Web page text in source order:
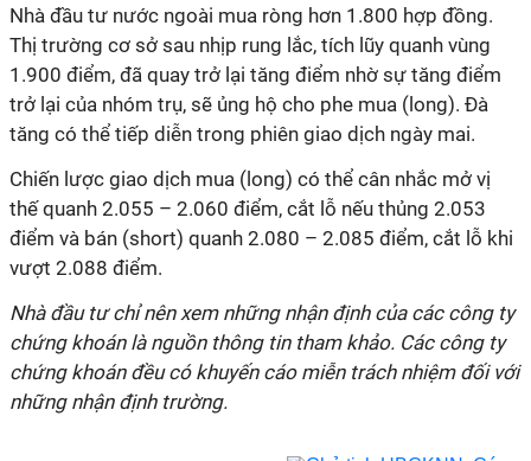
Nhà đầu tư nước ngoài mua ròng hơn 1.800 hợp đồng.
Thị trường cơ sở sau nhịp rung lắc, tích lũy quanh vùng
1.900 điểm, đã quay trở lại tăng điểm nhờ sự tăng điểm
trở lại của nhóm trụ, sẽ ủng hộ cho phe mua (long). Đà
tăng có thể tiếp diễn trong phiên giao dịch ngày mai.
Chiến lược giao dịch mua (long) có thể cân nhắc mở vị
thế quanh 2.055 – 2.060 điểm, cắt lỗ nếu thủng 2.053
điểm và bán (short) quanh 2.080 – 2.085 điểm, cắt lỗ khi
vượt 2.088 điểm.
Nhà đầu tư chỉ nên xem những nhận định của các công ty
chứng khoán là nguồn thông tin tham khảo. Các công ty
chứng khoán đều có khuyến cáo miễn trách nhiệm đối với
những nhận định trường.